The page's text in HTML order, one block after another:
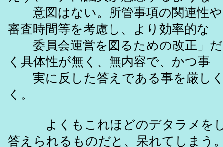
意図はない。所管事項の関連性や
審査時間等を考慮し、より効率的な
委員会運営を図るための改正」だ
く具体性が無く、無内容で、かつ事
実に反した答えである事を厳し
く。
よくもこれほどのデタラメをし
答えられるものだと、呆れてしまう